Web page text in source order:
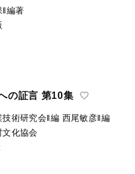
‖編著
の証言 第10集
技術研究会‖編 西尾敏彦‖編
文化協会